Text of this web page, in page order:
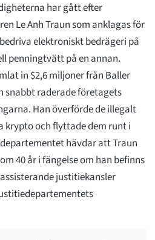
har gått efter
Le Anh Traun som anklagas för
elektroniskt bedrägeri på
penningtvätt på en annan.
in $2,6 miljoner från Baller
snabbt raderade företagets
Han överförde de illegalt
krypto och flyttade dem runt i
hävdar att Traun
40 år i fängelse om han befinns
justitiekansler